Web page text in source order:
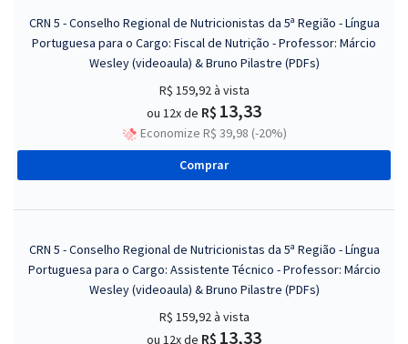
CRN 5 - Conselho Regional de Nutricionistas da 5ª Região - Língua
Portuguesa para o Cargo: Fiscal de Nutrição - Professor: Márcio
Wesley (videoaula) & Bruno Pilastre (PDFs)
R$ 159,92à vista
ou 12x de R$ 13,33
Economize R$ 39,98 (-20%)
Comprar
CRN 5 - Conselho Regional de Nutricionistas da 5ª Região - Língua
Portuguesa para o Cargo: Assistente Técnico - Professor: Márcio
Wesley (videoaula) & Bruno Pilastre (PDFs)
R$ 159,92à vista
ou 12x de R$ 13,33